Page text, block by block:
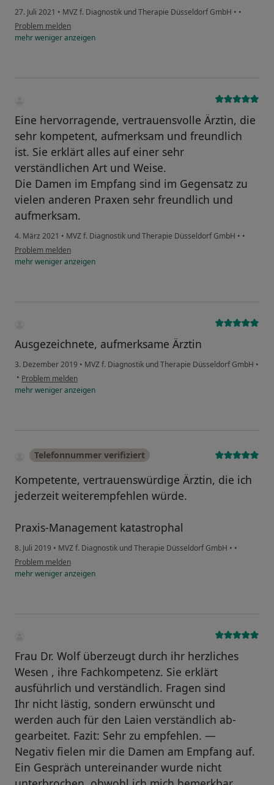
27. Juli 2021 • MVZ f. Diagnostik und Therapie Düsseldorf GmbH • •
Problem melden
mehrwenigeranzeigen
Eine hervorragende, vertrauensvolle Ärztin, die
sehr kompetent, aufmerksam und freundlich
ist. Sie erklärt alles auf einer sehr
verständlichen Art und Weise.
Die Damen im Empfang sind im Gegensatz zu
vielen anderen Praxen sehr freundlich und
aufmerksam.
4. März 2021 • MVZ f. Diagnostik und Therapie Düsseldorf GmbH • •
Problem melden
mehrwenigeranzeigen
Ausgezeichnete, aufmerksame Ärztin
3. Dezember 2019 • MVZ f. Diagnostik und Therapie Düsseldorf GmbH •
• Problem melden
mehrwenigeranzeigen
Telefonnummer verifiziert
Kompetente, vertrauenswürdige Ärztin, die ich
jederzeit weiterempfehlen würde.
Praxis-Management katastrophal
8. Juli 2019 • MVZ f. Diagnostik und Therapie Düsseldorf GmbH • •
Problem melden
mehrwenigeranzeigen
Frau Dr. Wolf überzeugt durch ihr herzliches
Wesen , ihre Fachkompetenz. Sie erklärt
ausführlich und verständlich. Fragen sind
Ihr nicht lästig, sondern erwünscht und
werden auch für den Laien verständlich ab-
gearbeitet. Fazit: Sehr zu empfehlen. —
Negativ fielen mir die Damen am Empfang auf.
Ein Gespräch untereinander wurde nicht